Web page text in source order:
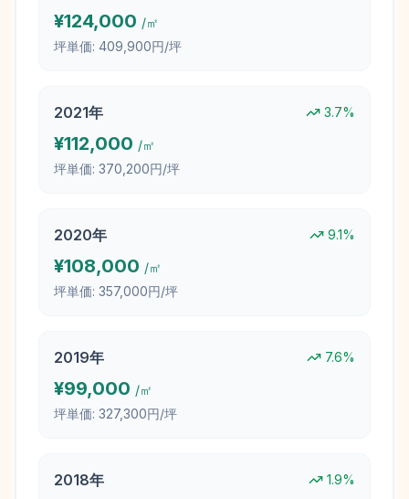
¥124,000 /㎡
坪単価: 409,900円/坪
2021年 3.7%
¥112,000 /㎡
坪単価: 370,200円/坪
2020年 9.1%
¥108,000 /㎡
坪単価: 357,000円/坪
2019年 7.6%
¥99,000 /㎡
坪単価: 327,300円/坪
2018年 1.9%